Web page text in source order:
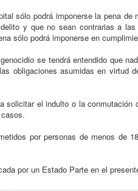
sólo podrá imponerse la pena
y que no sean contrarias a
sólo podrá imponerse en
se tendrá entendido que
obligaciones asumidas en virtud
solicitar el indulto o la
por personas de menos de
por un Estado Parte en el